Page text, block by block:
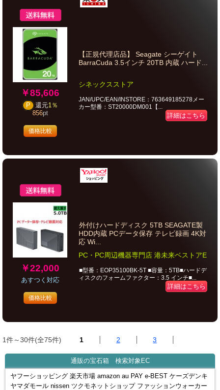
￥85,606
P 還元1％
856pt
価格比較
【正規代理店品】 Seagate シーゲイト
BarraCuda 3.5インチ 20TB 内蔵 ハード...
シネックスストア
JAN/UPC/EAN/INSTORE：763649185278メー
カー型番：ST20000DM001【...
詳細はこちら
￥22,000
あすつく対応
価格比較
外付けハードディスク 5TB SEAGATE製
HDD内蔵 PCデータ保存 テレビ録画 4K対
応 Wi...
PC・PC周辺機器専門店 港未来ベストアE
■型番：EOP35100BK-5T ■容量：5TB■ハードデ
ィスクのフォームファクター：3.5 インチ■...
詳細はこちら
1件～30件(全75件) 1 2 3
通販の宝石箱 検索対象EC
ヤフーショッピング 楽天市場 amazon au PAY e-BEST ケーズデンキ
ヤマダモール nissen ツクモネットショップ ファッションウォーカー